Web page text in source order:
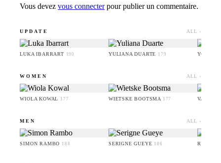
Vous devezvous connecterpour publier un commentaire.
UPDATE ALL ›
LUKA IBARRART 190 YULIANA DUARTE 179 YOO
WOMEN ALL ›
WIOLA KOWAL 177 WIETSKE BOOTSMA 177
MEN ALL ›
SIMON RAMBO 188 SERIGNE GUEYE 186 RUFUS